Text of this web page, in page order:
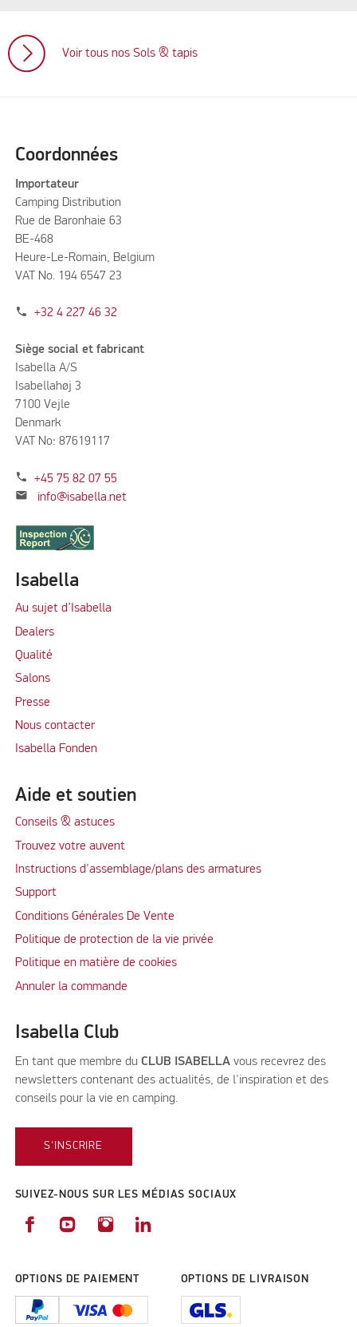
Voir tous nos Sols & tapis
Coordonnées
Importateur
Camping Distribution
Rue de Baronhaie 63
BE-468
Heure-Le-Romain, Belgium
VAT No. 194 6547 23
phone +32 4 227 46 32
Siège social et fabricant
Isabella A/S
Isabellahøj 3
7100 Vejle
Denmark
VAT No: 87619117
phone +45 75 82 07 55
mail info@isabella.net
Isabella
Au sujet d’Isabella
Dealers
Qualité
Salons
Presse
Nous contacter
Isabella Fonden
Aide et soutien
Conseils & astuces
Trouvez votre auvent
Instructions d'assemblage/plans des armatures
Support
Conditions Générales De Vente
Politique de protection de la vie privée
Politique en matière de cookies
Annuler la commande
Isabella Club
En tant que membre du CLUB ISABELLA vous recevrez des
newsletters contenant des actualités, de l'inspiration et des
conseils pour la vie en camping.
S'INSCRIRE
SUIVEZ-NOUS SUR LES MÉDIAS SOCIAUX
OPTIONS DE PAIEMENT OPTIONS DE LIVRAISON